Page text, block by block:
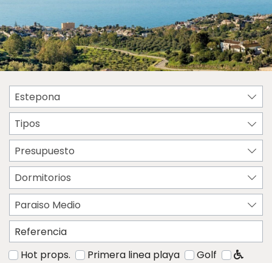
Estepona
Tipos
Presupuesto
Dormitorios
Paraiso Medio
Hot props. Primera linea playa
Golf